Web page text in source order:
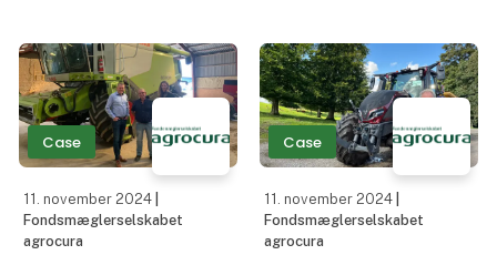
samarbejde med
CuraInvest og Jens
Kornbeck.
efterspørge mere
sparring på sine
råvarehandler. Det blev
startskuddet til et
udvidet samarbejde
Case
11. november 2024
Fondsmæglerselskabet
agrocura
Case
11. november 2024
Fondsmæglerselskabet
agrocura